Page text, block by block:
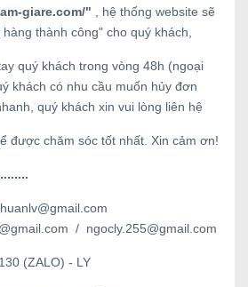
giare.com/"
, hệ thống website sẽ
thành công" cho quý khách,
quý khách trong vòng 48h (ngoại
khách có nhu cầu muốn hủy đơn
quý khách xin vui lòng liên hệ
được chăm sóc tốt nhất. Xin cảm ơn!
/ ngocly.255@gmail.com
(ZALO) - LY